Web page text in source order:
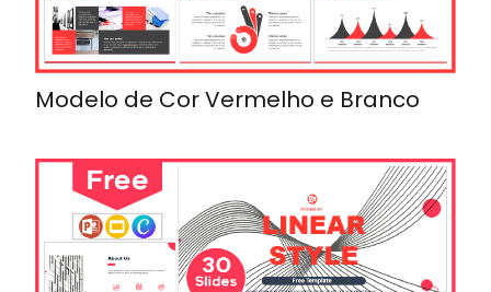
Modelo de Cor Vermelho e Branco